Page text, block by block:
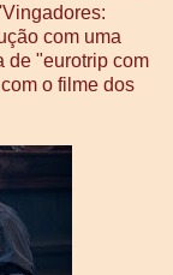
com uma
de "eurotrip com
o filme dos